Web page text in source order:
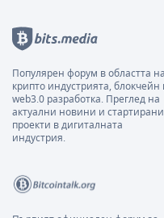
Популярен форум в областта на
крипто индустрията, блокчейн
web3.0 разработка. Преглед на
актуални новини и стартирани
проекти в дигиталната
индустрия.